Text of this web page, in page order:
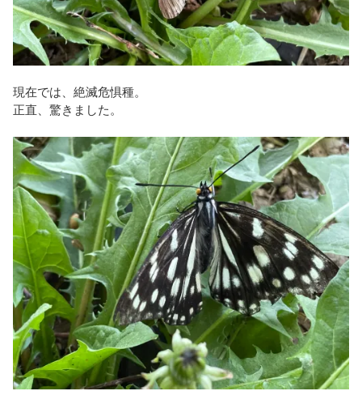
現在では、絶滅危惧種。
正直、驚きました。